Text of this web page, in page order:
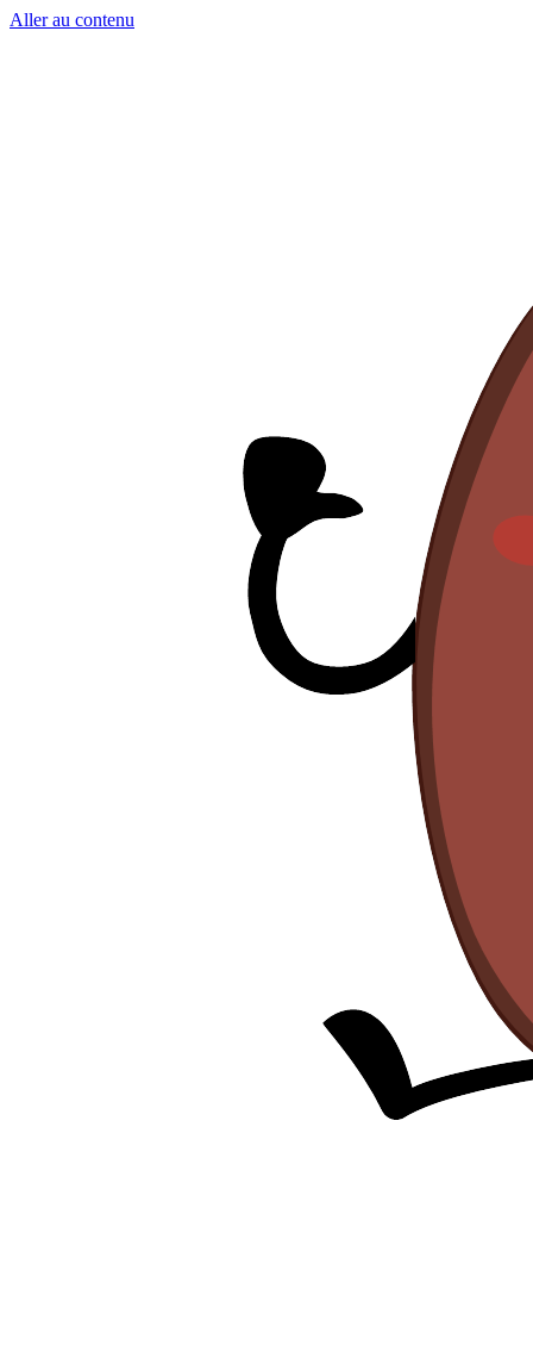
Aller au contenu